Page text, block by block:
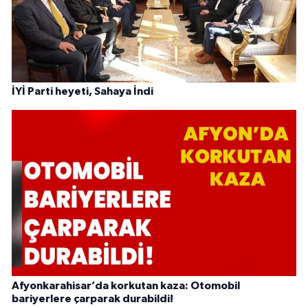
İYİ Parti heyeti, Sahaya İndi
Afyonkarahisar’da korkutan kaza: Otomobil
bariyerlere çarparak durabildi!